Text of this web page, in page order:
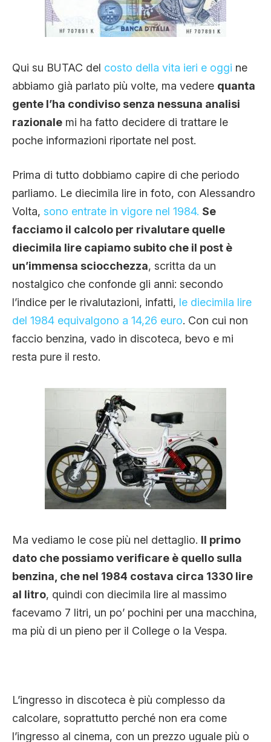
Qui su BUTAC del costo della vita ieri e oggi ne
abbiamo già parlato più volte, ma vedere quanta
gente l’ha condiviso senza nessuna analisi
razionale mi ha fatto decidere di trattare le
poche informazioni riportate nel post.
Prima di tutto dobbiamo capire di che periodo
parliamo. Le diecimila lire in foto, con Alessandro
Volta, sono entrate in vigore nel 1984. Se
facciamo il calcolo per rivalutare quelle
diecimila lire capiamo subito che il post è
un’immensa sciocchezza, scritta da un
nostalgico che confonde gli anni: secondo
l’indice per le rivalutazioni, infatti, le diecimila lire
del 1984 equivalgono a 14,26 euro. Con cui non
faccio benzina, vado in discoteca, bevo e mi
resta pure il resto.
Ma vediamo le cose più nel dettaglio. Il primo
dato che possiamo verificare è quello sulla
benzina, che nel 1984 costava circa 1330 lire
al litro, quindi con diecimila lire al massimo
facevamo 7 litri, un po’ pochini per una macchina,
ma più di un pieno per il College o la Vespa.
L’ingresso in discoteca è più complesso da
calcolare, soprattutto perché non era come
l’ingresso al cinema, con un prezzo uguale più o